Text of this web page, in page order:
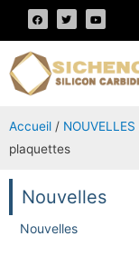
Accueil / NOUVELLES
plaquettes
Nouvelles
Nouvelles